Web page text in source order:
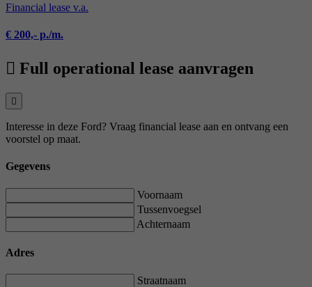
Financial lease v.a.
€ 200,- p./m.
Full operational lease aanvragen
Interesse in deze Ford? Vraag financial lease aan en ontvang een
voorstel op maat.
Gegevens
Voornaam
Tussenvoegsel
Achternaam
Adres
Straatnaam